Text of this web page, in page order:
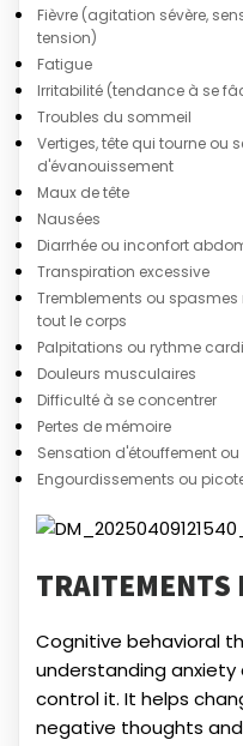
Fièvre (agitation sévère,
tension)
Fatigue
Irritabilité (tendance à se
Troubles du sommeil
Vertiges, tête qui tourne ou
d'évanouissement
Maux de tête
Nausées
Diarrhée ou inconfort
Transpiration excessive
Tremblements ou
tout le corps
Palpitations ou rythme
Douleurs musculaires
Difficulté à se concentrer
Pertes de mémoire
Sensation d'étouffement
Engourdissements ou
TRAITEMENTS
Cognitive behavioral
understanding
control it. It helps
negative thoughts